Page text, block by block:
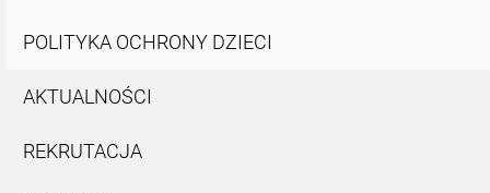
POLITYKA OCHRONY DZIECI
AKTUALNOŚCI
REKRUTACJA